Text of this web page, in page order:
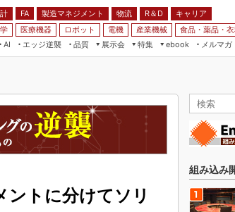
FA 製造マネジメント 物流 R＆D
キャリア
医療機器 ロボット 電機 産業機械 食品・薬品・
AI
エッジ逆襲 品質
展示会
コンピューティング
リューション展
展
特集
ながるクルマ
／AR
ィールドサービス
み込み画像技術
ebook
製造マネジメント
FA
モビリティ
メルマガ
ントに分けてソリ
組み込み